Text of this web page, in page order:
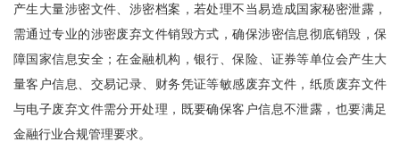
产生大量涉密文件、涉密档案，若处理不当易造成国家秘密泄露，
需通过专业的涉密废弃文件销毁方式，确保涉密信息彻底销毁，保
障国家信息安全；在金融机构，银行、保险、证券等单位会产生大
量客户信息、交易记录、财务凭证等敏感废弃文件，纸质废弃文件
与电子废弃文件需分开处理，既要确保客户信息不泄露，也要满足
金融行业合规管理要求。